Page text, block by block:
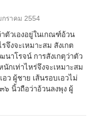
กราคม 2554
ตัวเองอยู่ในเกณฑ์อ้วน
งจะเหมาะสม สังเกต
นาโรจน์ การสังเกตุว่าตัว
กเท่าไหร่จึงจะเหมาะสม
ว ผู้ชาย เส้นรอบเอวไม่
๖ นิ้วถือว่าอ้วนลงพุง ผู้